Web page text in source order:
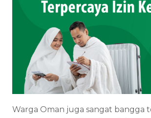
Warga Oman juga sangat bangga